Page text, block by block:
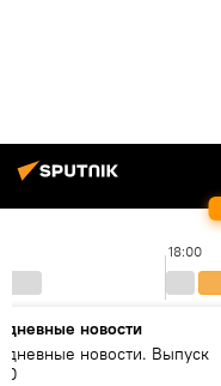
18:00
новости
новости. Выпуск